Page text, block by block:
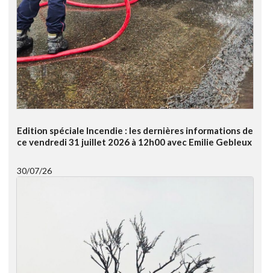
Edition spéciale Incendie : les dernières informations de
ce vendredi 31 juillet 2026 à 12h00 avec Emilie Gebleux
30/07/26